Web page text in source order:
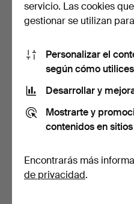
CÓMODA, primera mitad
del siglo XX, estilo…
58 USD
servicio. Las cookies
gestionar se utilizan
Personalizar el
según cómo
Desarrollar y
Mostrarte y
contenidos en
Encontrarás más
de privacidad.